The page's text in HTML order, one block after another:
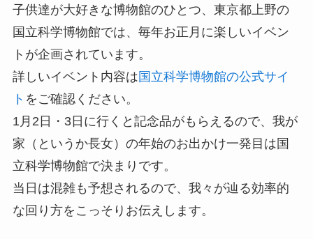
子供達が大好きな博物館のひとつ、東京都上野の
国立科学博物館では、毎年お正月に楽しいイベン
トが企画されています。
詳しいイベント内容は 国立科学博物館の公式サイ
ト をご確認ください。
1月2日・3日に行くと記念品がもらえるので、我が
家（というか長女）の年始のお出かけ一発目は国
立科学博物館で決まりです。
当日は混雑も予想されるので、我々が辿る効率的
な回り方をこっそりお伝えします。